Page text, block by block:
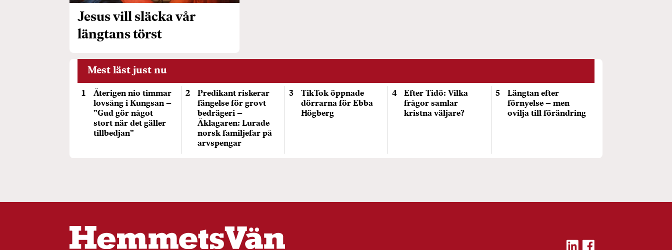
Jesus vill släcka vår
längtans törst
Mest läst just nu
Återigen nio timmar
lovsång i Kungsan –
”Gud gör något
stort när det gäller
tillbedjan”
Predikant riskerar
fängelse för grovt
bedrägeri –
Åklagaren: Lurade
norsk familjefar på
arvspengar
TikTok öppnade
dörrarna för Ebba
Högberg
Efter Tidö: Vilka
frågor samlar
kristna väljare?
Längtan efter
förnyelse – men
ovilja till förändring